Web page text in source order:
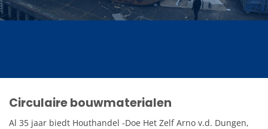
Circulaire bouwmaterialen
Al 35 jaar biedt Houthandel -Doe Het Zelf Arno v.d. Dungen,